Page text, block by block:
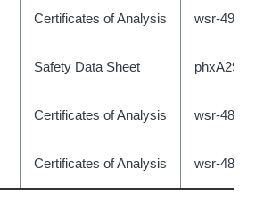
Certificates of Analysis wsr-
Safety Data Sheet
Certificates of Analysis wsr-
Certificates of Analysis wsr-